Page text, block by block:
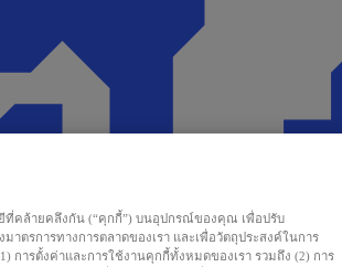
ยีที่คล้ายคลึงกัน (“คุกกี้”) บนอุปกรณ์ของคุณ เพื่อปรับ
ตรการทางการตลาดของเรา และเพื่อวัตถุประสงค์ในการ
การตั้งค่าและการใช้งานคุกกี้ทั้งหมดของเรา รวมถึง (2) การ